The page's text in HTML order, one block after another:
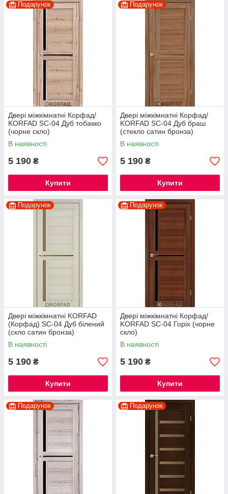
Подарунок
Двері міжкімнатні Корфад/
KORFAD SC-04 Дуб тобакко
(чорне скло)
В наявності
5 190 ₴
Купити
Подарунок
Двері міжкімнатні Корфад/
KORFAD SC-04 Дуб браш
(стекло сатин бронза)
В наявності
5 190 ₴
Купити
Подарунок
Двері міжкімнатні KORFAD
(Корфад) SC-04 Дуб білений
(скло сатин бронза)
В наявності
5 190 ₴
Купити
Подарунок
Двері міжкімнатні Корфад/
KORFAD SC-04 Горіх (чорне
скло)
В наявності
5 190 ₴
Купити
Подарунок Подарунок